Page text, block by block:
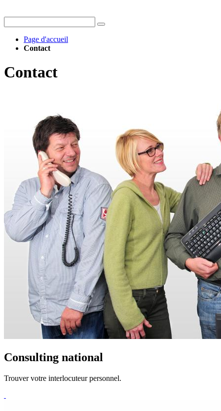
Page d'accueil
Contact
Contact
Consulting national
Trouver votre interlocuteur personnel.